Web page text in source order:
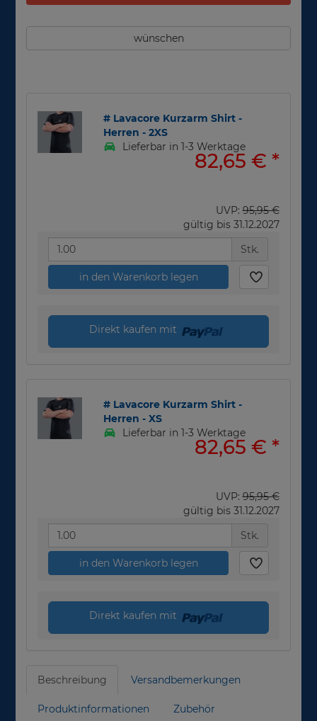
wünschen
# Lavacore Kurzarm Shirt -
Herren - 2XS
Lieferbar in 1-3 Werktage
82,65 € *
UVP:95,95 €
gültig bis 31.12.2027
Stk.
in den Warenkorb legen
Direkt kaufen mit
# Lavacore Kurzarm Shirt -
Herren - XS
Lieferbar in 1-3 Werktage
82,65 € *
UVP:95,95 €
gültig bis 31.12.2027
Stk.
in den Warenkorb legen
Direkt kaufen mit
Beschreibung Versandbemerkungen
Produktinformationen Zubehör